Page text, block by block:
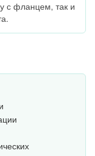
с фланцем, так и